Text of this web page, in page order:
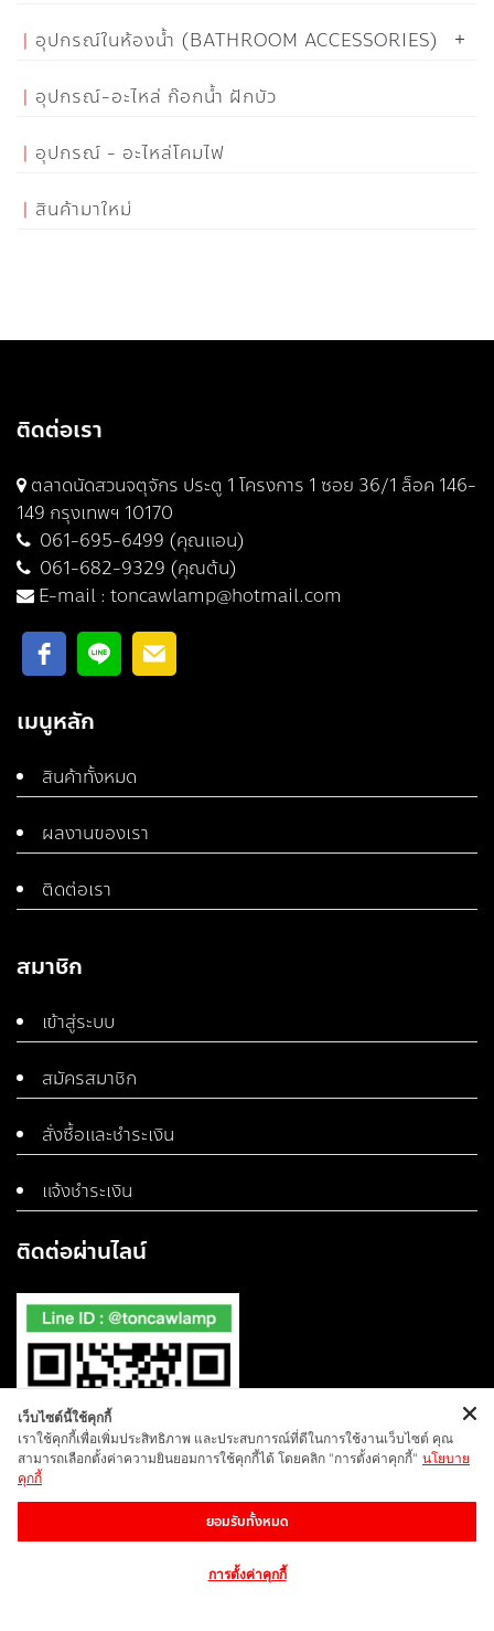
อุปกรณ์ในห้องน้ำ (BATHROOM ACCESSORIES)
อุปกรณ์-อะไหล่ ก๊อกน้ำ ฝักบัว
อุปกรณ์ - อะไหล่โคมไฟ
สินค้ามาใหม่
ติดต่อเรา
ตลาดนัดสวนจตุจักร ประตู 1 โครงการ 1 ซอย 36/1 ล็อค 146-
149 กรุงเทพฯ 10170
061-695-6499 (คุณแอน)
061-682-9329 (คุณต้น)
E-mail : toncawlamp@hotmail.com
เมนูหลัก
สินค้าทั้งหมด
ผลงานของเรา
ติดต่อเรา
สมาชิก
เข้าสู่ระบบ
สมัครสมาชิก
สั่งซื้อและชำระเงิน
แจ้งชำระเงิน
ติดต่อผ่านไลน์
เว็บไซต์นี้ใช้คุกกี้
เราใช้คุกกี้เพื่อเพิ่มประสิทธิภาพ และประสบการณ์ที่ดีในการใช้งานเว็บไซต์ คุณ
สามารถเลือกตั้งค่าความยินยอมการใช้คุกกี้ได้ โดยคลิก "การตั้งค่าคุกกี้" นโยบาย
คุกกี้
ยอมรับทั้งหมด
การตั้งค่าคุกกี้